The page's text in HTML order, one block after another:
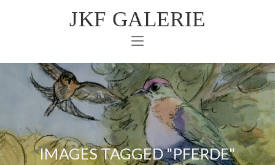
JKF GALERIE
IMAGES TAGGED "PFERDE"